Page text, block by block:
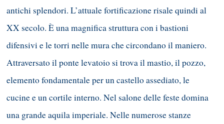
antichi splendori. L’attuale fortificazione risale quindi al
XX secolo. È una magnifica struttura con i bastioni
difensivi e le torri nelle mura che circondano il maniero.
Attraversato il ponte levatoio si trova il mastio, il pozzo,
elemento fondamentale per un castello assediato, le
cucine e un cortile interno. Nel salone delle feste domina
una grande aquila imperiale. Nelle numerose stanze